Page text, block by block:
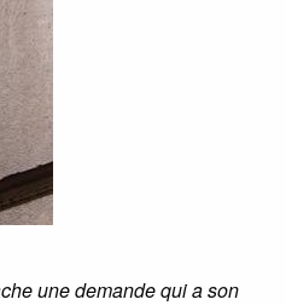
une demande qui a son